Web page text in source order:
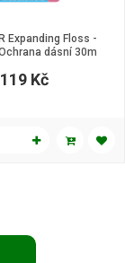
Expanding Floss -
dásní 30m
119 Kč